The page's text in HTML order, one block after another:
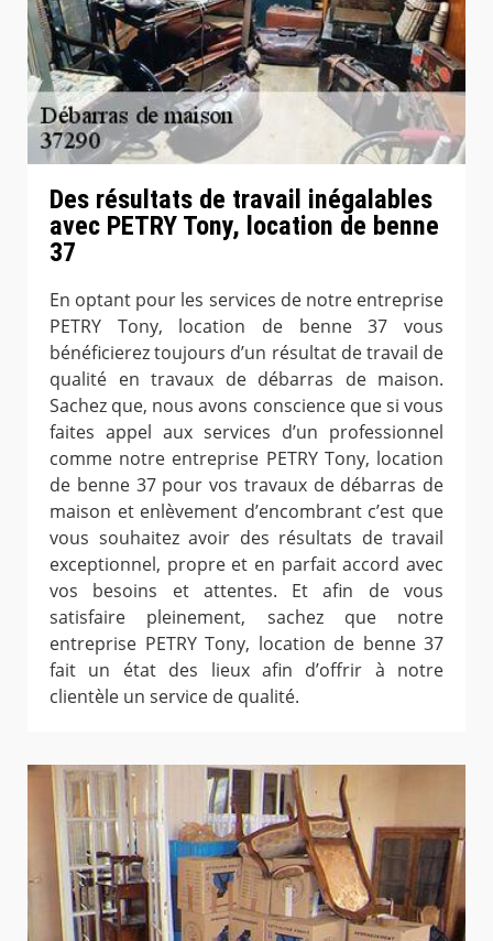
Des résultats de travail inégalables
avec PETRY Tony, location de benne
37
En optant pour les services de notre entreprise
PETRY Tony, location de benne 37 vous
bénéficierez toujours d’un résultat de travail de
qualité en travaux de débarras de maison.
Sachez que, nous avons conscience que si vous
faites appel aux services d’un professionnel
comme notre entreprise PETRY Tony, location
de benne 37 pour vos travaux de débarras de
maison et enlèvement d’encombrant c’est que
vous souhaitez avoir des résultats de travail
exceptionnel, propre et en parfait accord avec
vos besoins et attentes. Et afin de vous
satisfaire pleinement, sachez que notre
entreprise PETRY Tony, location de benne 37
fait un état des lieux afin d’offrir à notre
clientèle un service de qualité.